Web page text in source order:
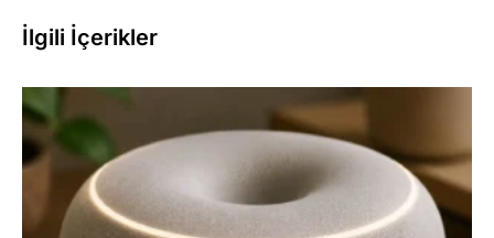
İlgili İçerikler